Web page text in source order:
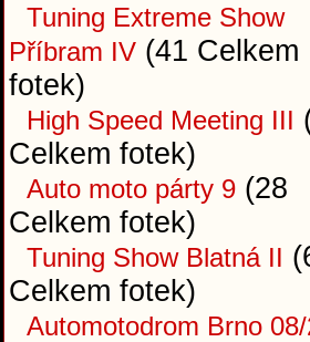
Tuning Extreme Show
Příbram IV (41 Celkem
fotek)
High Speed Meeting III
Celkem fotek)
Auto moto párty 9 (28
Celkem fotek)
Tuning Show Blatná II
Celkem fotek)
Automotodrom Brno